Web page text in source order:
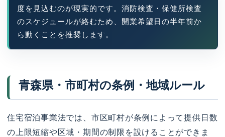
度を見込むのが現実的です。消防検査・保健所検査
のスケジュールが絡むため、開業希望日の半年前か
ら動くことを推奨します。
青森県・市町村の条例・地域ルール
住宅宿泊事業法では、市区町村が条例によって提供日数
の上限短縮や区域・期間の制限を設けることができま